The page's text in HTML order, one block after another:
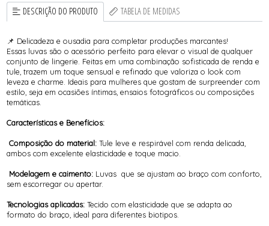
DESCRIÇÃO DO PRODUTO TABELA DE MEDIDAS
📌 Delicadeza e ousadia para completar produções marcantes!
Essas luvas são o acessório perfeito para elevar o visual de qualquer
conjunto de lingerie. Feitas em uma combinação sofisticada de renda e
tule, trazem um toque sensual e refinado que valoriza o look com
leveza e charme. Ideais para mulheres que gostam de surpreender com
estilo, seja em ocasiões íntimas, ensaios fotográficos ou composições
temáticas.
Características e Benefícios:
Composição do material: Tule leve e respirável com renda delicada,
ambos com excelente elasticidade e toque macio.
Modelagem e caimento: Luvas que se ajustam ao braço com conforto,
sem escorregar ou apertar.
Tecnologias aplicadas: Tecido com elasticidade que se adapta ao
formato do braço, ideal para diferentes biotipos.